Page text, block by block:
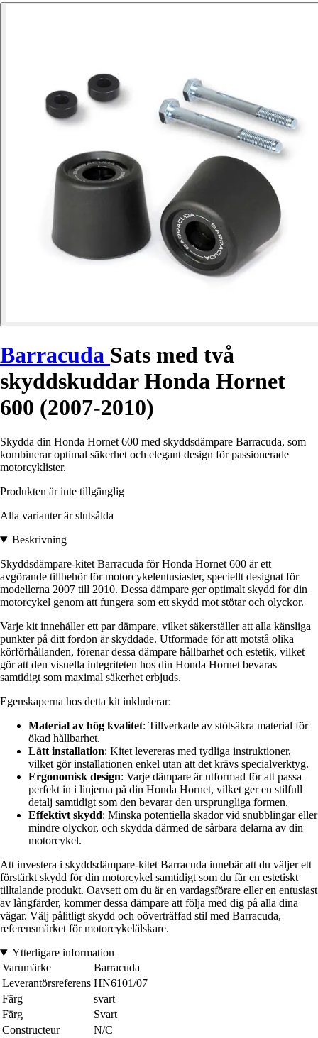
Barracuda Sats med två
skyddskuddar Honda Hornet
600 (2007-2010)
Skydda din Honda Hornet 600 med skyddsdämpare Barracuda, som
kombinerar optimal säkerhet och elegant design för passionerade
motorcyklister.
Produkten är inte tillgänglig
Alla varianter är slutsålda
Beskrivning
Skyddsdämpare-kitet Barracuda för Honda Hornet 600 är ett
avgörande tillbehör för motorcykelentusiaster, speciellt designat för
modellerna 2007 till 2010. Dessa dämpare ger optimalt skydd för din
motorcykel genom att fungera som ett skydd mot stötar och olyckor.
Varje kit innehåller ett par dämpare, vilket säkerställer att alla känsliga
punkter på ditt fordon är skyddade. Utformade för att motstå olika
körförhållanden, förenar dessa dämpare hållbarhet och estetik, vilket
gör att den visuella integriteten hos din Honda Hornet bevaras
samtidigt som maximal säkerhet erbjuds.
Egenskaperna hos detta kit inkluderar:
Material av hög kvalitet: Tillverkade av stötsäkra material för
ökad hållbarhet.
Lätt installation: Kitet levereras med tydliga instruktioner,
vilket gör installationen enkel utan att det krävs specialverktyg.
Ergonomisk design: Varje dämpare är utformad för att passa
perfekt in i linjerna på din Honda Hornet, vilket ger en stilfull
detalj samtidigt som den bevarar den ursprungliga formen.
Effektivt skydd: Minska potentiella skador vid snubblingar eller
mindre olyckor, och skydda därmed de sårbara delarna av din
motorcykel.
Att investera i skyddsdämpare-kitet Barracuda innebär att du väljer ett
förstärkt skydd för din motorcykel samtidigt som du får en estetiskt
tilltalande produkt. Oavsett om du är en vardagsförare eller en entusiast
av långfärder, kommer dessa dämpare att följa med dig på alla dina
vägar. Välj pålitligt skydd och oöverträffad stil med Barracuda,
referensmärket för motorcykelälskare.
Ytterligare information
Varumärke
Barracuda
Leverantörsreferens HN6101/07
Färg
svart
Färg
Svart
Constructeur
N/C